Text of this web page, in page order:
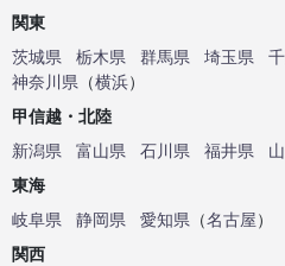
関東
茨城県
栃木県 群馬県 埼玉県
神奈川県 （横浜）
甲信越・北陸
新潟県
富山県 石川県 福井県
東海
岐阜県
静岡県 愛知県 （名古屋）
関西